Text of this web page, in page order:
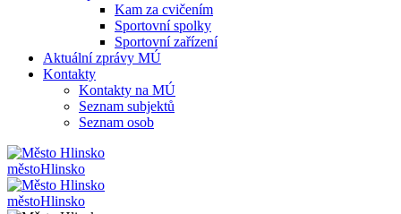
Kam za cvičením
Sportovní spolky
Sportovní zařízení
Aktuální zprávy MÚ
Kontakty
Kontakty na MÚ
Seznam subjektů
Seznam osob
městoHlinsko
městoHlinsko